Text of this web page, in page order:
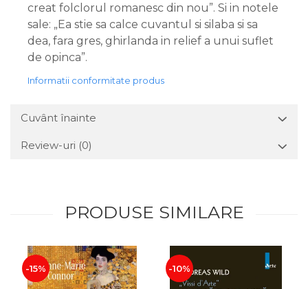
creat folclorul romanesc din nou”. Si in notele
sale: „Ea stie sa calce cuvantul si silaba si sa
dea, fara gres, ghirlanda in relief a unui suflet
de opinca”.
Informatii conformitate produs
Cuvânt înainte
Review-uri (0)
PRODUSE SIMILARE
-15% -10%